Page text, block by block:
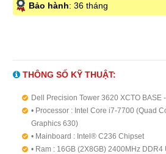
Bảo hành: 36 tháng
THÔNG SỐ KỸ THUẬT:
Dell Precision Tower 3620 XCTO BASE
• Processor : Intel Core i7-7700 (Quad
Graphics 630)
• Mainboard : Intel® C236 Chipset
• Ram : 16GB (2X8GB) 2400MHz DDR4